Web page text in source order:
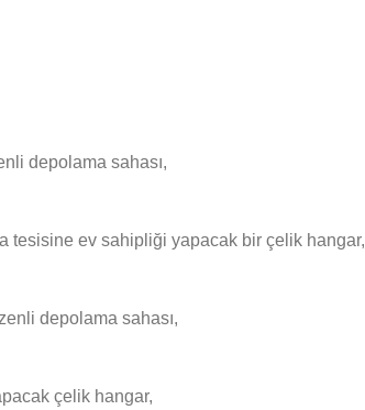
depolama sahası,
tesisine ev sahipliği yapacak bir çelik hangar,
depolama sahası,
çelik hangar,